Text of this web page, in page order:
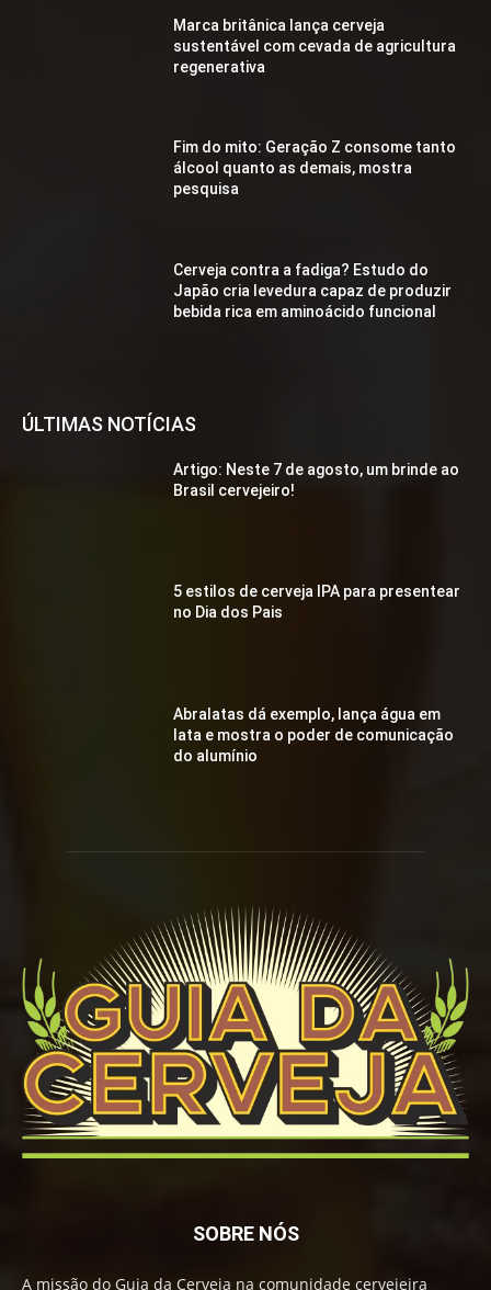
Marca britânica lança cerveja
sustentável com cevada de agricultura
regenerativa
Fim do mito: Geração Z consome tanto
álcool quanto as demais, mostra
pesquisa
Cerveja contra a fadiga? Estudo do
Japão cria levedura capaz de produzir
bebida rica em aminoácido funcional
ÚLTIMAS NOTÍCIAS
Artigo: Neste 7 de agosto, um brinde ao
Brasil cervejeiro!
5 estilos de cerveja IPA para presentear
no Dia dos Pais
Abralatas dá exemplo, lança água em
lata e mostra o poder de comunicação
do alumínio
SOBRE NÓS
A missão do Guia da Cerveja na comunidade cervejeira